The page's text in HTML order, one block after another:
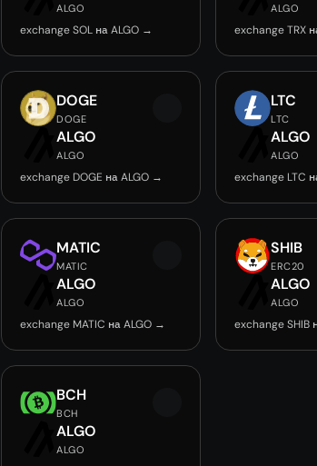
ALGO
exchange SOL на ALGO →
ALGO
exchange TRX
DOGE
DOGE
ALGO
ALGO
exchange DOGE на ALGO →
LTC
LTC
ALGO
ALGO
exchange LTC
MATIC
MATIC
ALGO
ALGO
exchange MATIC на ALGO →
SHIB
ERC20
ALGO
ALGO
exchange SHIB
BCH
BCH
ALGO
ALGO